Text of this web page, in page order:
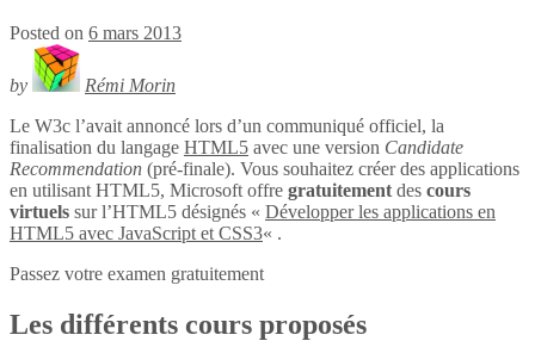
Posted on 6 mars 2013
by
Rémi Morin
Le W3c l’avait annoncé lors d’un communiqué officiel, la
finalisation du langage HTML5 avec une version Candidate
Recommendation (pré-finale). Vous souhaitez créer des applications
en utilisant HTML5, Microsoft offre gratuitement des cours
virtuels sur l’HTML5 désignés « Développer les applications en
HTML5 avec JavaScript et CSS3« .
Passez votre examen gratuitement
Les différents cours proposés